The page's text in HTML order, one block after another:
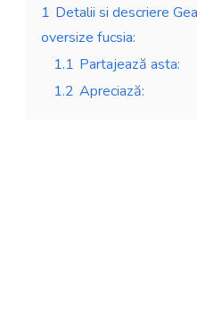
1 Detalii si descriere
oversize fucsia:
1.1 Partajează asta:
1.2 Apreciază: